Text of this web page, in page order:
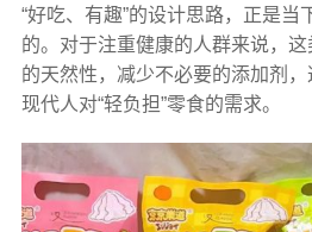
“好吃、有趣”的设计思路，正是当
的。对于注重健康的人群来说，
的天然性，减少不必要的添加剂
现代人对“轻负担”零食的需求。